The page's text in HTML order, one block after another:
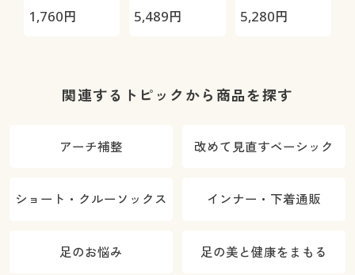
親指・指の付
1,760円
Premium～
5,489円
5,280円
関連するトピックから商品を探す
アーチ補整 改めて見直すベーシック
ショート・クルーソックス インナー・下着通販
足のお悩み 足の美と健康をまもる